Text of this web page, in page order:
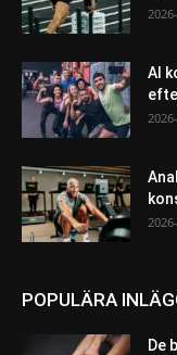
AI
POPULÄRA
De